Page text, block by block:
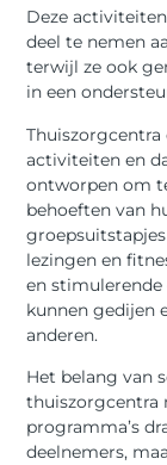
Deze
deel te nemen
terwijl ze ook
in een
Thuiszorgcentra
activiteiten en
ontworpen om
behoeften van
lezingen en
en
kunnen gedijen
anderen.
Het belang van
thuiszorgcentra
programma’s
deelnemers,